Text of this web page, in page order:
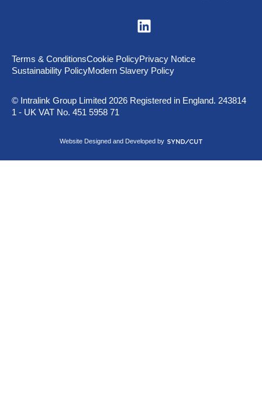
V
i
t
u
n
L
e
I
© Intralink Group Limited 2026 Registered in England. 243814
1 - UK VAT No. 451 5958 71
Terms & ConditionsCookie PolicyPrivacy Notice
Sustainability PolicyModern Slavery Policy
Website Designed and Developed by S
n